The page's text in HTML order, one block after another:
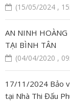
(15/05/2024 ,
AN NINH HOÀNG
TẠI BÌNH TÂN
(04/04/2020 ,
17/11/2024 Bảo
tại Nhà Thi Đấu